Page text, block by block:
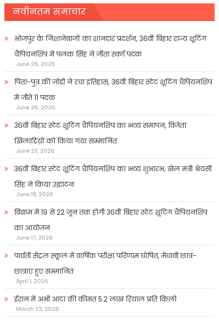
नवीनतम समाचार
भोजपुर के निशानेबाजों का शानदार प्रदर्शन, 36वीं बिहार राज्य शूटिंग
चैंपियनशिप में पलक सिंह ने जीता स्वर्ण पदक
June 26, 2026
पिता-पुत्र की जोड़ी ने रचा इतिहास, 36वीं बिहार स्टेट शूटिंग चैंपियनशिप
में जीते 11 पदक
June 26, 2026
36वीं बिहार स्टेट शूटिंग चैंपियनशिप का भव्य समापन, विजेता
खिलाडिय़ों को किया गया सम्मानित
June 23, 2026
36वीं बिहार स्टेट शूटिंग चैंपियनशिप का भव्य शुभारंभ, खेल मंत्री श्रेयसी
सिंह ने किया उद्घाटन
June 19, 2026
बिक्रम में 19 से 22 जून तक होगी 36वीं बिहार स्टेट शूटिंग चैंपियनशिप
का आयोजन
June 17, 2026
पार्वती सेंट्रल स्कूल में वार्षिक परीक्षा परिणाम घोषित, मेधावी छात्र-
छात्राएं हुए सम्मानित
April 1, 2026
ईरान में अभी आटा की कीमत 5.2 लाख रियाल प्रति किलो
March 23, 2026